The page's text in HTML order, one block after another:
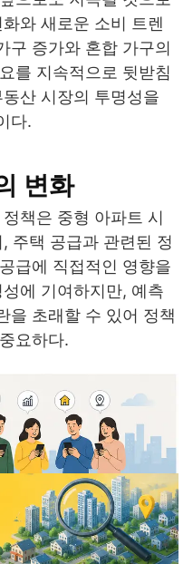
와 새로운 소비 트렌
구 증가와 혼합 가구의
를 지속적으로 뒷받침
산 시장의 투명성을
다.
변화
책은 중형 아파트 시
주택 공급과 관련된 정
급에 직접적인 영향을
에 기여하지만, 예측
을 초래할 수 있어 정책
요하다.